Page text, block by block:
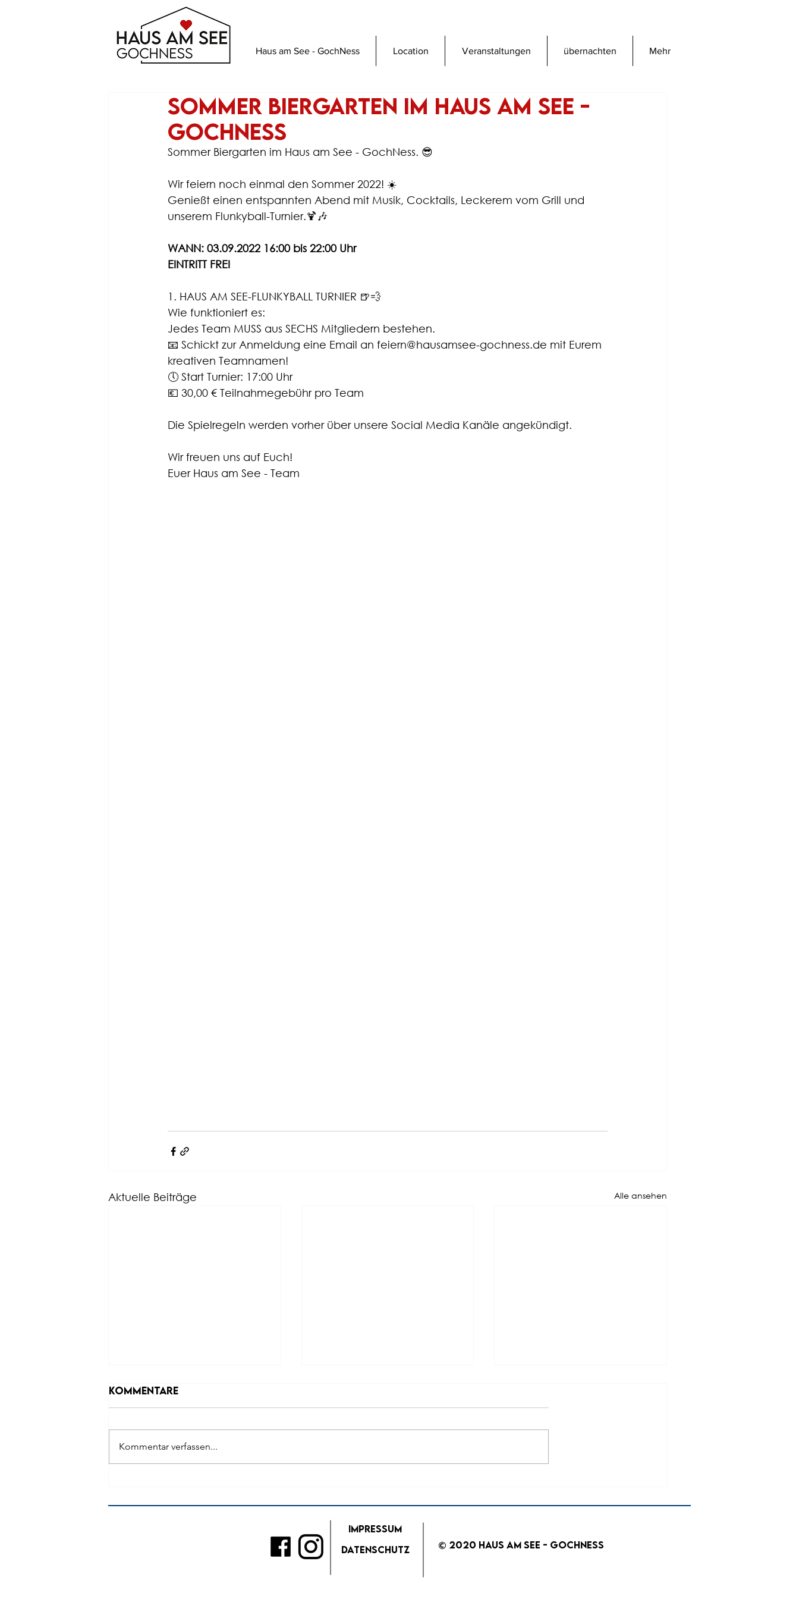
Haus am See - GochNess Location Veranstaltungen übernachten Mehr
Sommer Biergarten im Haus am See -
GochNess
Sommer Biergarten im Haus am See - GochNess. 😎
Wir feiern noch einmal den Sommer 2022! ☀️
Genießt einen entspannten Abend mit Musik, Cocktails, Leckerem vom Grill und
unserem Flunkyball-Turnier.🍹🎶
WANN: 03.09.2022 16:00 bis 22:00 Uhr
EINTRITT FREI
1. HAUS AM SEE-FLUNKYBALL TURNIER 🍺💨
Wie funktioniert es:
Jedes Team MUSS aus SECHS Mitgliedern bestehen.
📧 Schickt zur Anmeldung eine Email an feiern@hausamsee-gochness.de mit Eurem
kreativen Teamnamen!
🕔 Start Turnier: 17:00 Uhr
💶 30,00 € Teilnahmegebühr pro Team
Die Spielregeln werden vorher über unsere Social Media Kanäle angekündigt.
Wir freuen uns auf Euch!
Euer Haus am See - Team
Aktuelle Beiträge Alle ansehen
Sonne, Snacks, kühle Getränke
Kommentare
Kommentar verfassen...
Impressum
Datenschutz
© 2020 Haus am See - GochNess